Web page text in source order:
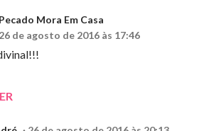
Mora Em Casa
26 de agosto de 2016 às 17:46